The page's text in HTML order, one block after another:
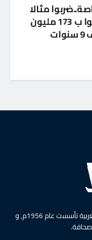
مثالا
رائعا فى الوفاء والإنتماء تبرعوا ب 173 مليون
هي أول جريدة مسائية في جمهورية مصر العربية تأسست عام 1956م, و